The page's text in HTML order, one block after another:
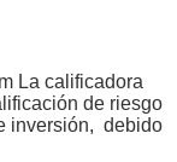
La calificadora
de riesgo
inversión, debido